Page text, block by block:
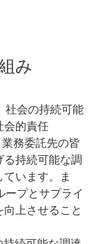
み
社会の持続可能
会的責任
業務委託先の皆
持続可能な調
います。ま
プとサプライ
上させること